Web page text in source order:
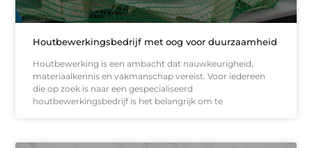
Houtbewerkingsbedrijf met oog voor duurzaamheid
Houtbewerking is een ambacht dat nauwkeurigheid,
materiaalkennis en vakmanschap vereist. Voor iedereen
die op zoek is naar een gespecialiseerd
houtbewerkingsbedrijf is het belangrijk om te